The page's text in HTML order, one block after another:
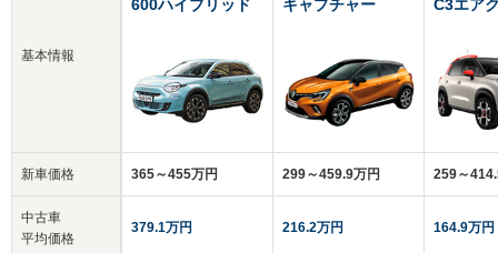
基本情報
新車価格
中古車
平均価格
600ハイブリッド
365～455万円
379.1万円
キャプチャー
299～459.9万円
216.2万円
C3エア
259～
164.9万円